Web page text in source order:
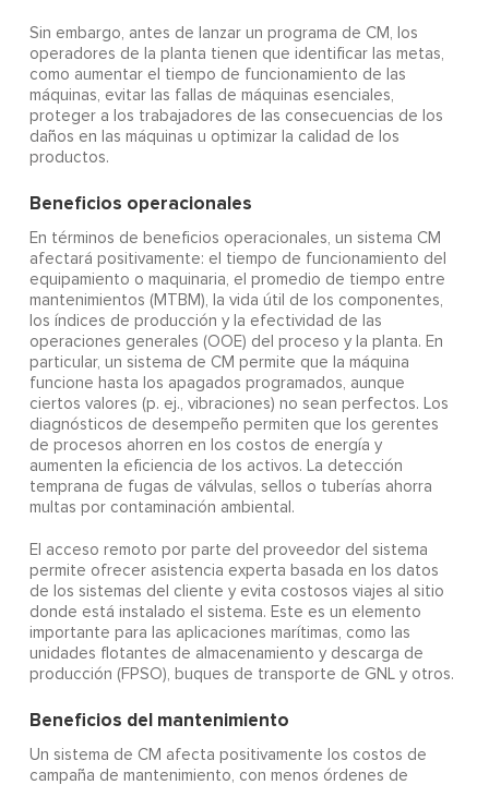
Sin embargo, antes de lanzar un programa de CM, los
operadores de la planta tienen que identificar las metas,
como aumentar el tiempo de funcionamiento de las
máquinas, evitar las fallas de máquinas esenciales,
proteger a los trabajadores de las consecuencias de los
daños en las máquinas u optimizar la calidad de los
productos.
Beneficios operacionales
En términos de beneficios operacionales, un sistema CM
afectará positivamente: el tiempo de funcionamiento del
equipamiento o maquinaria, el promedio de tiempo entre
mantenimientos (MTBM), la vida útil de los componentes,
los índices de producción y la efectividad de las
operaciones generales (OOE) del proceso y la planta. En
particular, un sistema de CM permite que la máquina
funcione hasta los apagados programados, aunque
ciertos valores (p. ej., vibraciones) no sean perfectos. Los
diagnósticos de desempeño permiten que los gerentes
de procesos ahorren en los costos de energía y
aumenten la eficiencia de los activos. La detección
temprana de fugas de válvulas, sellos o tuberías ahorra
multas por contaminación ambiental.
El acceso remoto por parte del proveedor del sistema
permite ofrecer asistencia experta basada en los datos
de los sistemas del cliente y evita costosos viajes al sitio
donde está instalado el sistema. Este es un elemento
importante para las aplicaciones marítimas, como las
unidades flotantes de almacenamiento y descarga de
producción (FPSO), buques de transporte de GNL y otros.
Beneficios del mantenimiento
Un sistema de CM afecta positivamente los costos de
campaña de mantenimiento, con menos órdenes de